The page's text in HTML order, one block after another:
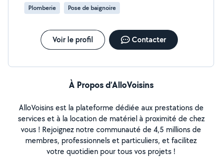
Plomberie Pose de baignoire
Voir le profil Contacter
À Propos d’AlloVoisins
AlloVoisins est la plateforme dédiée aux prestations de
services et à la location de matériel à proximité de chez
vous ! Rejoignez notre communauté de 4,5 millions de
membres, professionnels et particuliers, et facilitez
votre quotidien pour tous vos projets !